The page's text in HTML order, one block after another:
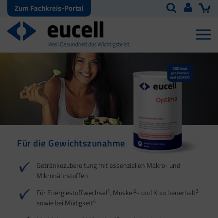
Zum Fachkreis-Portal
Für die Gewichtszunahme
Getränkezubereitung mit essenziellen Makro- und
Mikronährstoffen
Für Energiestoffwechsel1, Muskel2- und Knochenerhalt3
sowie bei Müdigkeit4
Für den